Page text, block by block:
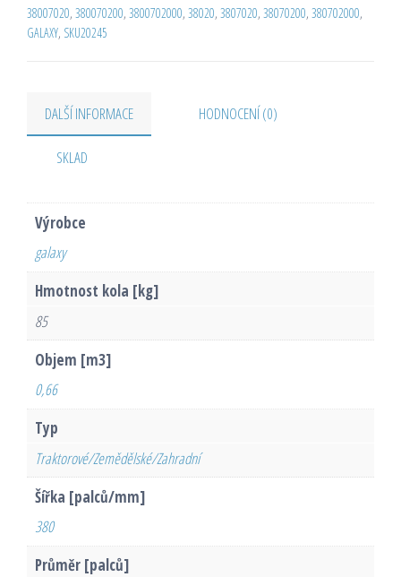
38007020, 380070200, 3800702000, 38020, 3807020, 38070200, 380702000,
GALAXY, SKU20245
DALŠÍ INFORMACE HODNOCENÍ (0)
SKLAD
Výrobce
galaxy
Hmotnost kola [kg]
85
Objem [m3]
0,66
Typ
Traktorové/Zemědělské/Zahradní
Šířka [palců/mm]
380
Průměr [palců]